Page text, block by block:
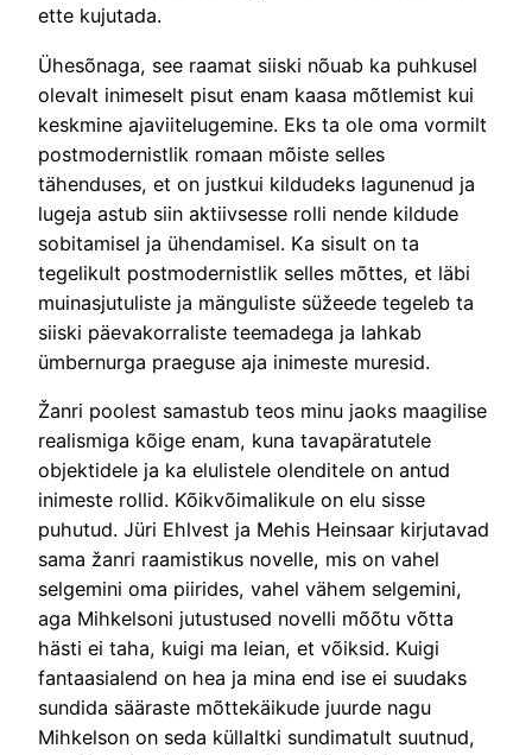
ette kujutada.
Ühesõnaga, see raamat siiski nõuab ka puhkusel
olevalt inimeselt pisut enam kaasa mõtlemist kui
keskmine ajaviitelugemine. Eks ta ole oma vormilt
postmodernistlik romaan mõiste selles
tähenduses, et on justkui kildudeks lagunenud ja
lugeja astub siin aktiivsesse rolli nende kildude
sobitamisel ja ühendamisel. Ka sisult on ta
tegelikult postmodernistlik selles mõttes, et läbi
muinasjutuliste ja mänguliste süžeede tegeleb ta
siiski päevakorraliste teemadega ja lahkab
ümbernurga praeguse aja inimeste muresid.
Žanri poolest samastub teos minu jaoks maagilise
realismiga kõige enam, kuna tavapäratutele
objektidele ja ka elulistele olenditele on antud
inimeste rollid. Kõikvõimalikule on elu sisse
puhutud. Jüri Ehlvest ja Mehis Heinsaar kirjutavad
sama žanri raamistikus novelle, mis on vahel
selgemini oma piirides, vahel vähem selgemini,
aga Mihkelsoni jutustused novelli mõõtu võtta
hästi ei taha, kuigi ma leian, et võiksid. Kuigi
fantaasialend on hea ja mina end ise ei suudaks
sundida sääraste mõttekäikude juurde nagu
Mihkelson on seda küllaltki sundimatult suutnud,